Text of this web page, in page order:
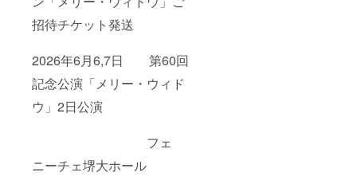
招待チケット発送
2026年6月6,7日 第60回
記念公演「メリー・ウィド
ウ」2日公演
フェ
ニーチェ堺大ホール